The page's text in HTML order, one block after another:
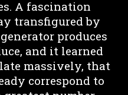
A fascination
transfigured by
produces
and it learned
massively, that
correspond to